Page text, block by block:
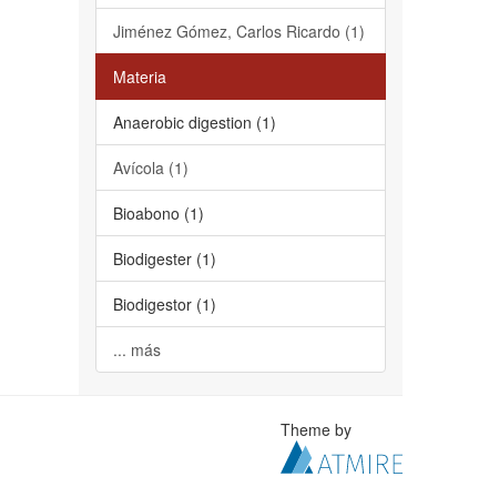
Jiménez Gómez, Carlos Ricardo (1)
Materia
Anaerobic digestion (1)
Avícola (1)
Bioabono (1)
Biodigester (1)
Biodigestor (1)
... más
Theme by